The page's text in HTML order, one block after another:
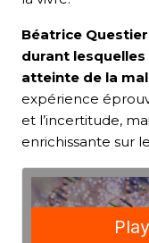
Béatrice
durant
atteinte de la
expérience
et l’incertitude,
enrichissante sur